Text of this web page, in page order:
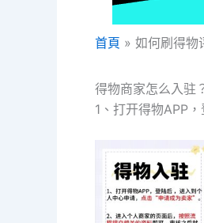
首頁 如何刷得物
得物商家怎么入驻
1、打开得物APP